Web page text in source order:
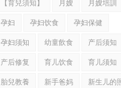
【育兒須知】 月嫂
月嫂培訓
孕妇
孕妇饮食
孕妇保健
孕妇须知
幼童飲食
产后须知
产后修复
育儿饮食
育儿须知
胎兒教養
新手爸妈 新生儿的